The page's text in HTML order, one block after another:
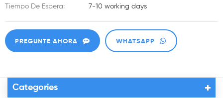
Tiempo De Espera: 7-10 working days
PREGUNTE AHORA WHATSAPP
Categories